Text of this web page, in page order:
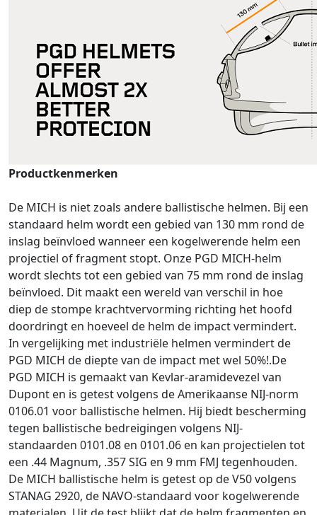
Productkenmerken
De MICH is niet zoals andere ballistische helmen. Bij een
standaard helm wordt een gebied van 130 mm rond de
inslag beïnvloed wanneer een kogelwerende helm een
projectiel of fragment stopt. Onze PGD MICH-helm
wordt slechts tot een gebied van 75 mm rond de inslag
beïnvloed. Dit maakt een wereld van verschil in hoe
diep de stompe krachtvervorming richting het hoofd
doordringt en hoeveel de helm de impact vermindert.
In vergelijking met industriële helmen vermindert de
PGD MICH de diepte van de impact met wel 50%!.De
PGD MICH is gemaakt van Kevlar-aramidevezel van
Dupont en is getest volgens de Amerikaanse NIJ-norm
0106.01 voor ballistische helmen. Hij biedt bescherming
tegen ballistische bedreigingen volgens NIJ-
standaarden 0101.08 en 0101.06 en kan projectielen tot
een .44 Magnum, .357 SIG en 9 mm FMJ tegenhouden.
De MICH ballistische helm is getest op de V50 volgens
STANAG 2920, de NAVO-standaard voor kogelwerende